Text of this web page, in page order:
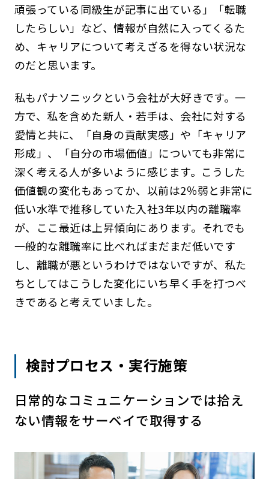
頑張っている同級生が記事に出ている」「転職
したらしい」など、情報が自然に入ってくるた
め、キャリアについて考えざるを得ない状況な
のだと思います。
私もパナソニックという会社が大好きです。一
方で、私を含めた新人・若手は、会社に対する
愛情と共に、「自身の貢献実感」や「キャリア
形成」、「自分の市場価値」についても非常に
深く考える人が多いように感じます。こうした
価値観の変化もあってか、以前は2％弱と非常に
低い水準で推移していた入社3年以内の離職率
が、ここ最近は上昇傾向にあります。それでも
一般的な離職率に比べればまだまだ低いです
し、離職が悪というわけではないですが、私た
ちとしてはこうした変化にいち早く手を打つべ
きであると考えていました。
検討プロセス・実行施策
日常的なコミュニケーションでは拾え
ない情報をサーベイで取得する